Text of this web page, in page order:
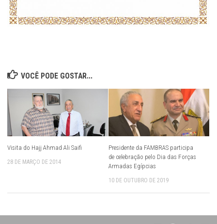
VOCÊ PODE GOSTAR...
Visita do Hajj Ahmad Ali Saifi
28 DE MARÇO DE 2014
Presidente da FAMBRAS participa
de celebração pelo Dia das Forças
Armadas Egípcias
10 DE OUTUBRO DE 2019